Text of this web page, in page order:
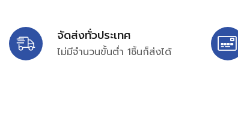
จัดส่งทั่วประเทศ
ไม่มีจำนวนขั้นต่ำ 1ชิ้นก็ส่งได้